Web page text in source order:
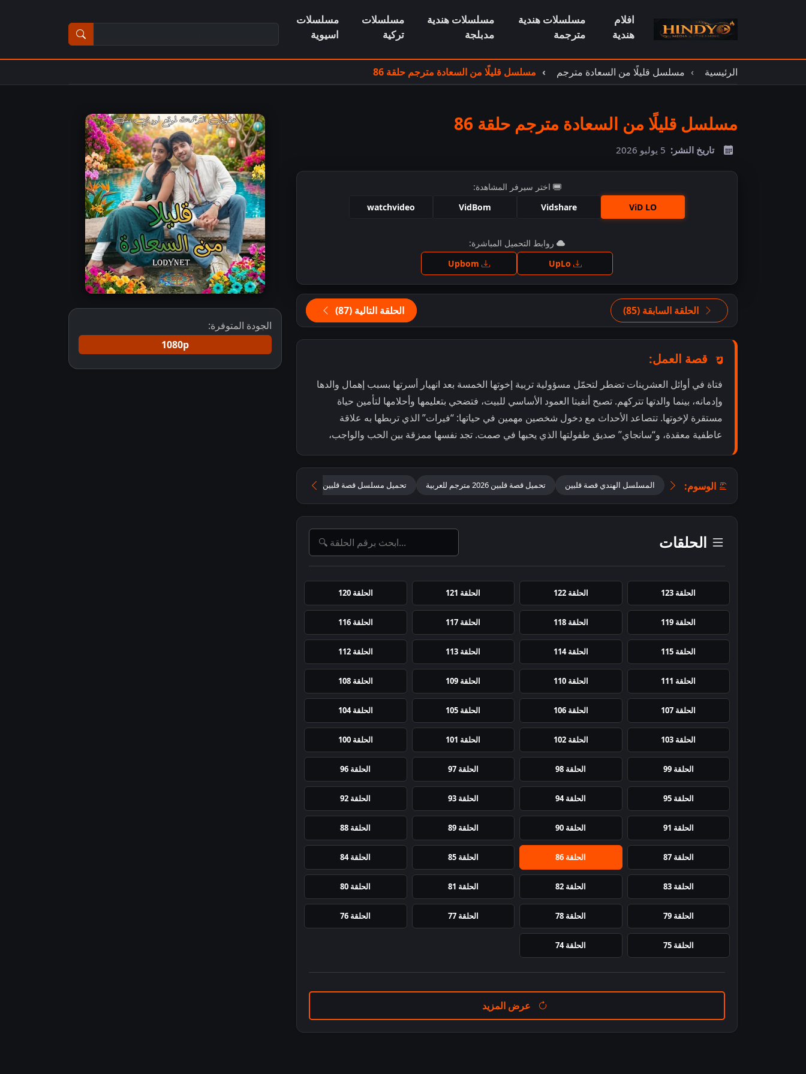
افلام
هندية
مسلسلات هندية
مترجمة
مسلسلات هندية
مدبلجة
مسلسلات
تركية
مسلسلات
اسيوية
الرئيسية مسلسل قليلًا من السعادة مترجم مسلسل قليلًا من السعادة مترجم حلقة 86
مسلسل قليلًا من السعادة مترجم حلقة 86
تاريخ النشر: 5 يوليو 2026
اختر سيرفر المشاهدة:
ViD LO
Vidshare
VidBom
watchvideo
اضغط للمشاهدة
روابط التحميل المباشرة:
الحلقة السابقة (85) الحلقة التالية (87)
قصة العمل:
فتاة في أوائل العشرينات تضطر لتحمّل مسؤولية تربية إخوتها الخمسة بعد انهيار أسرتها بسبب إهمال والدها
وإدمانه، بينما والدتها تتركهم. تصبح أنفيتا العمود الأساسي للبيت، فتضحي بتعليمها وأحلامها لتأمين حياة
مستقرة لإخوتها. تتصاعد الأحداث مع دخول شخصين مهمين في حياتها: “فيرات” الذي تربطها به علاقة
عاطفية معقدة، و“سانجاي” صديق طفولتها الذي يحبها في صمت. تجد نفسها ممزقة بين الحب والواجب،
الوسوم: المسلسل الهندي قصة قلبين تحميل قصة قلبين 2026 مترجم للعربية تحميل مسلسل قصة قلبين مترجم
الحلقات
الحلقة 123 الحلقة 122 الحلقة 121 الحلقة 120
الحلقة 119 الحلقة 118 الحلقة 117 الحلقة 116
الحلقة 115 الحلقة 114 الحلقة 113 الحلقة 112
الحلقة 111 الحلقة 110 الحلقة 109 الحلقة 108
الحلقة 107 الحلقة 106 الحلقة 105 الحلقة 104
الحلقة 103 الحلقة 102 الحلقة 101 الحلقة 100
الحلقة 99 الحلقة 98 الحلقة 97 الحلقة 96
الحلقة 95 الحلقة 94 الحلقة 93 الحلقة 92
الحلقة 91 الحلقة 90 الحلقة 89 الحلقة 88
الحلقة 87 الحلقة 86 الحلقة 85 الحلقة 84
الحلقة 83 الحلقة 82 الحلقة 81 الحلقة 80
الحلقة 79 الحلقة 78 الحلقة 77 الحلقة 76
الحلقة 75 الحلقة 74
عرض المزيد
الجودة المتوفرة:
1080p